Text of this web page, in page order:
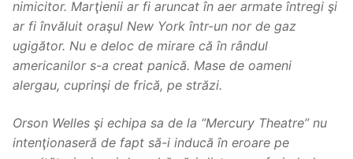
nimicitor. Marţienii ar fi aruncat în aer armate întregi şi
ar fi învăluit oraşul New York într-un nor de gaz
ugigător. Nu e deloc de mirare că în rândul
americanilor s-a creat panică. Mase de oameni
alergau, cuprinşi de frică, pe străzi.
Orson Welles şi echipa sa de la “Mercury Theatre” nu
intenţionaseră de fapt să-i inducă în eroare pe